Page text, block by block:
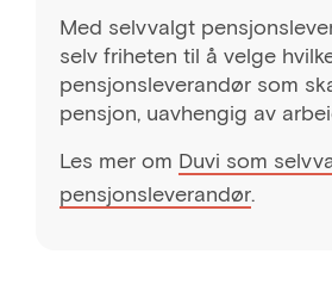
Med selvvalgt
selv friheten til å velge
pensjonsleverandør som
pensjon, uavhengig av
Les mer om Duvi som
pensjonsleverandør.